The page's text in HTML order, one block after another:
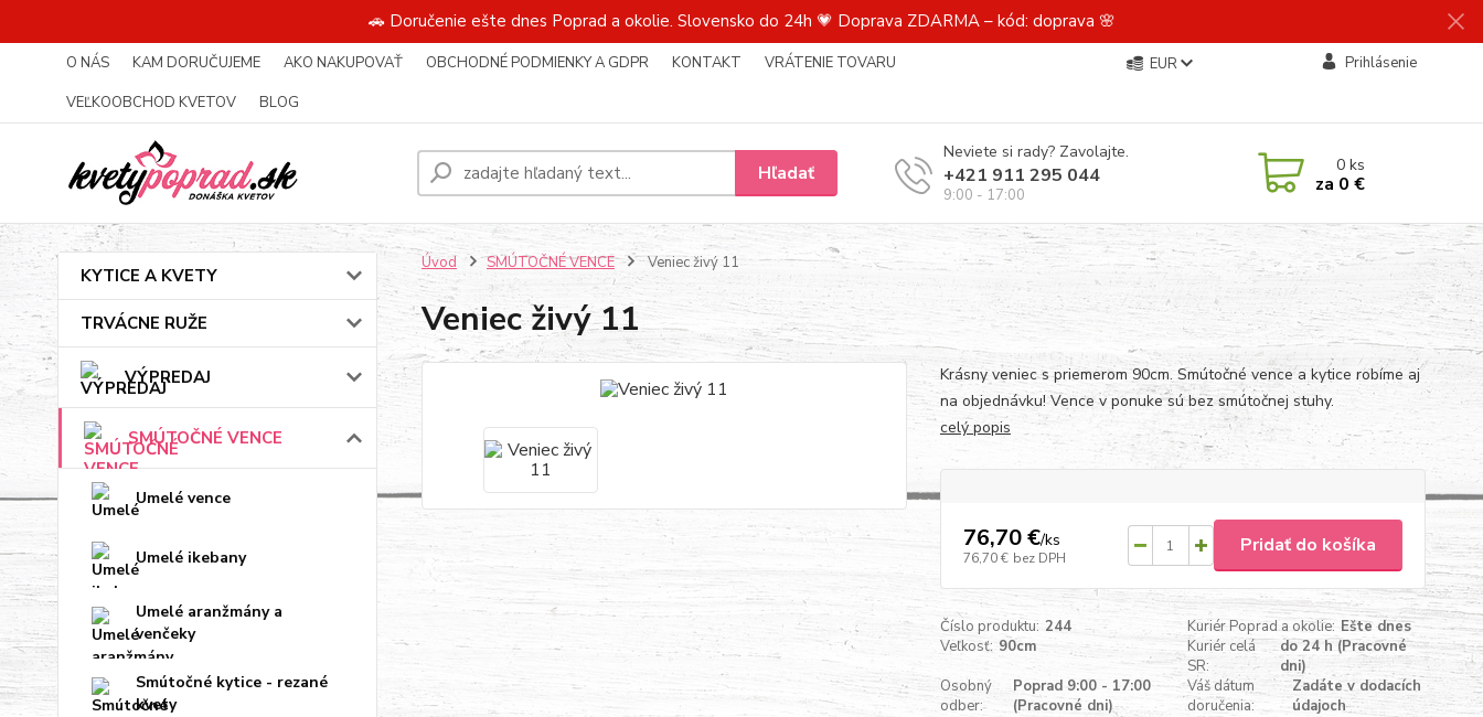
🚗 Doručenie ešte dnes Poprad a okolie. Slovensko do 24h 💗 Doprava ZDARMA – kód: doprava 🌸
O NÁS KAM DORUČUJEME AKO NAKUPOVAŤ OBCHODNÉ PODMIENKY A GDPR KONTAKT
VRÁTENIE TOVARU
VEĽKOOBCHOD KVETOV
BLOG
EUR Prihlásenie
Hľadať
Neviete si rady? Zavolajte.
+421 911 295 044
9:00 - 17:00
0ks
za 0 €
KYTICE A KVETY
TRVÁCNE RUŽE
VÝPREDAJ
SMÚTOČNÉ VENCE
Umelé vence
Umelé ikebany
Umelé aranžmány a
venčeky
Smútočné kytice - rezané
kvety
Úvod SMÚTOČNÉ VENCE Veniec živý 11
Veniec živý 11
Krásny veniec s priemerom 90cm. Smútočné vence a kytice robíme aj
na objednávku! Vence v ponuke sú bez smútočnej stuhy.
celý popis
76,70 €/ks
76,70 € bez DPH
Pridať do košíka
Číslo produktu: 244 Kuriér Poprad a okolie: Ešte dnes
Veľkosť: 90cm
Kuriér celá
SR:
do 24 h (Pracovné
dni)
Osobný
odber:
Poprad 9:00 - 17:00
(Pracovné dni)
Váš dátum
doručenia:
Zadáte v dodacích
údajoch